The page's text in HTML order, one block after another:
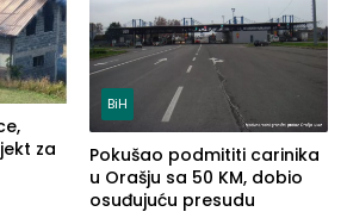
za
BiH
Pokušao podmititi carinika
u Orašju sa 50 KM, dobio
osuđujuću presudu